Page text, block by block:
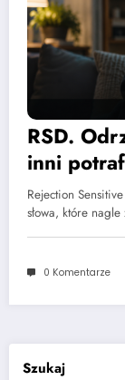
RSD.
inni
Rejection
słowa, które
0 Komentarze
Szukaj